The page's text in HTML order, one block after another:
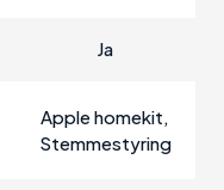
Ja
Apple homekit,
Stemmestyring